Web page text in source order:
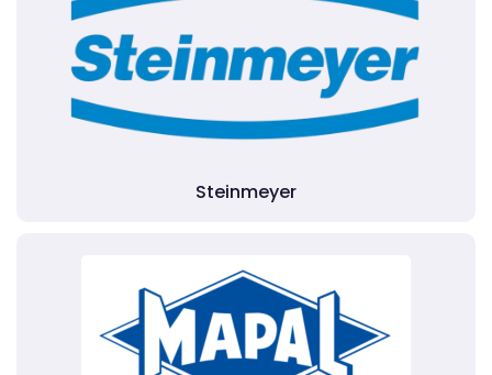
Steinmeyer